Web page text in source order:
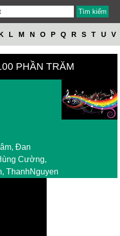
L M N O P Q R S T U V
PHẦN TRĂM
Đan
Cường,
ThanhNguyen